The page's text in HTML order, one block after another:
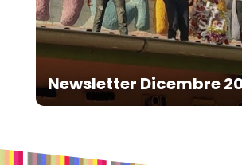
Newsletter Dicembre